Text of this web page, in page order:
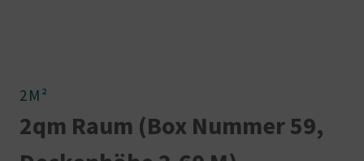
2M²
2qm Raum (Box Nummer 59,